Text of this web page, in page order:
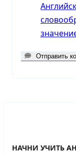
Отправить
НАЧНИ УЧИТЬ